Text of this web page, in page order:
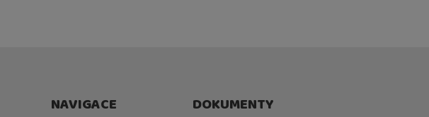
NAVIGACE DOKUMENTY